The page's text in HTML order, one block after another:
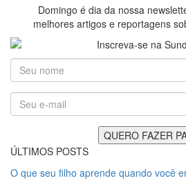
Domingo é dia da nossa
melhores artigos e reportagens
ÚLTIMOS POSTS
O que seu filho aprende quando você